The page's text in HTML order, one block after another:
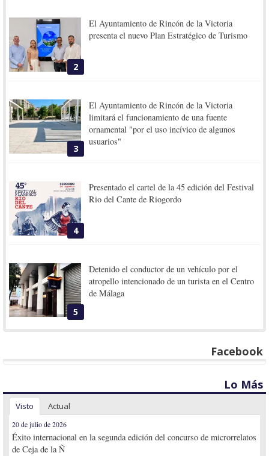
2
El Ayuntamiento de Rincón de la Victoria
presenta el nuevo Plan Estratégico de Turismo
3
El Ayuntamiento de Rincón de la Victoria
limitará el funcionamiento de una fuente
ornamental "por el uso incívico de algunos
usuarios"
4
Presentado el cartel de la 45 edición del Festival
Rio del Cante de Riogordo
5
Detenido el conductor de un vehículo por el
atropello intencionado de un turista en el Centro
de Málaga
Facebook
Lo Más
Visto Actual
20 de julio de 2026
Éxito internacional en la segunda edición del concurso de microrrelatos
de Ceja de la Ñ